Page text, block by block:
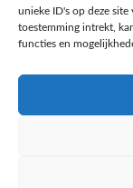
unieke ID's op deze
toestemming intrekt,
functies en
kennis met onze
favoriete keto